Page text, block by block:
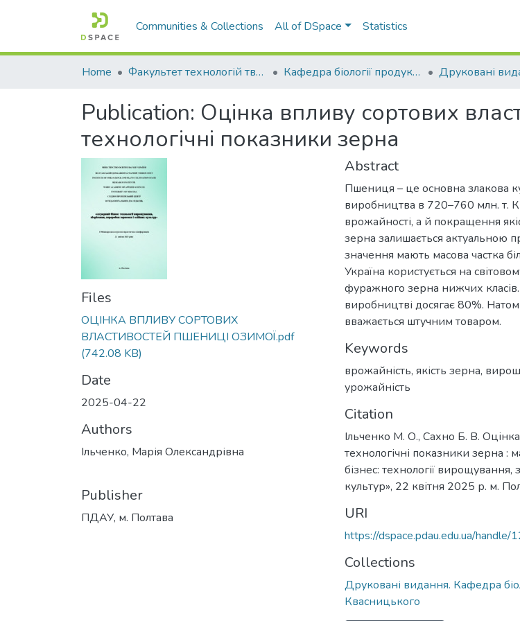
Communities & Collections All of DSpace Statistics
Home Факультет технологій тваринництва та продовольства Кафедра біології продуктивності тварин ім. академіка О.В. Квасницького
Publication: Оцінка впливу сортових
технологічні показники зерна
Files
ОЦІНКА ВПЛИВУ СОРТОВИХ
ВЛАСТИВОСТЕЙ ПШЕНИЦІ ОЗИМОЇ.pdf
(742.08 KB)
Date
2025-04-22
Authors
Ільченко, Марія Олександрівна
Publisher
ПДАУ, м. Полтава
Abstract
Пшениця – це основна злакова
виробництва в 720–760 млн. т.
врожайності, а й покращення
зерна залишається актуальною
значення мають масова частка
Україна користується на
фуражного зерна нижчих
виробництві досягає 80%.
вважається штучним товаром.
Keywords
врожайність, якість зерна,
урожайність
Citation
Ільченко М. О., Сахно Б. В.
технологічні показники зерна :
бізнес: технології
культур», 22 квітня 2025 р. м.
URI
https://dspace.pdau.edu.ua/
Collections
Друковані видання. Кафедра
Квасницького